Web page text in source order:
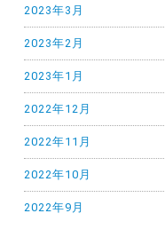
2023年3月
2023年2月
2023年1月
2022年12月
2022年11月
2022年10月
2022年9月